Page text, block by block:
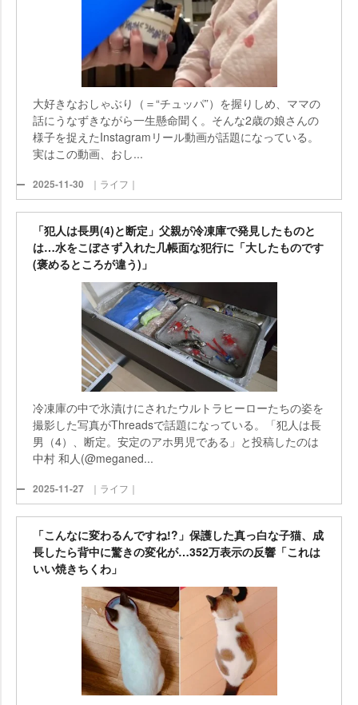
大好きなおしゃぶり（＝“チュッパ”）を握りしめ、ママの
話にうなずきながら一生懸命聞く。そんな2歳の娘さんの
様子を捉えたInstagramリール動画が話題になっている。
実はこの動画、おし...
2025-11-30 ｜ライフ｜
「犯人は長男(4)と断定」父親が冷凍庫で発見したものと
は…水をこぼさず入れた几帳面な犯行に「大したものです
(褒めるところが違う)」
冷凍庫の中で氷漬けにされたウルトラヒーローたちの姿を
撮影した写真がThreadsで話題になっている。「犯人は長
男（4）、断定。安定のアホ男児である」と投稿したのは
中村 和人(@meganed...
2025-11-27 ｜ライフ｜
「こんなに変わるんですね!?」保護した真っ白な子猫、成
長したら背中に驚きの変化が…352万表示の反響「これは
いい焼きちくわ」